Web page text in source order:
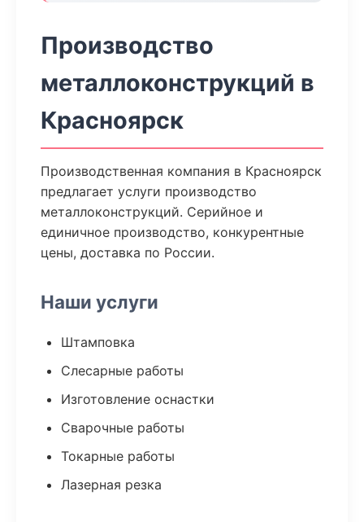
Производство
металлоконструкций в
Красноярск
Производственная компания в Красноярск
предлагает услуги производство
металлоконструкций. Серийное и
единичное производство, конкурентные
цены, доставка по России.
Наши услуги
Штамповка
Слесарные работы
Изготовление оснастки
Сварочные работы
Токарные работы
Лазерная резка